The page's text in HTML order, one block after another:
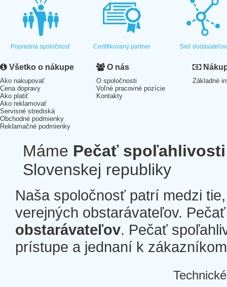
Popredná spoločnosť Certifikovaný partner Sieť dodávateľov
Všetko o nákupe
Ako nakupovať
Cena dopravy
Ako platiť
Ako reklamovať
Servisné strediská
Obchodné podmienky
Reklamačné podmienky
O nás
O spoločnosti
Voľné pracovné pozície
Kontakty
Základné
Máme Pečať spoľahlivosti
Slovenskej republiky
Naša spoločnosť patrí medzi
verejných obstarávateľov.
obstarávateľov. Pečať
prístupe a jednaní k